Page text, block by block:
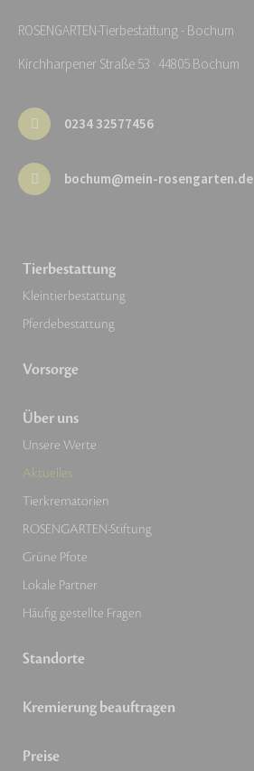
ROSENGARTEN-Tierbestattung - Bochum
Kirchharpener Straße 53 · 44805 Bochum
0234 32577456
bochum@mein-rosengarten.de
Tierbestattung
Kleintierbestattung
Pferdebestattung
Vorsorge
Über uns
Unsere Werte
Aktuelles
Tierkrematorien
ROSENGARTEN-Stiftung
Grüne Pfote
Lokale Partner
Häufig gestellte Fragen
Standorte
Kremierung beauftragen
Preise